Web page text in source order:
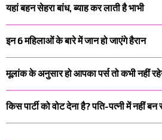
यहां बहन सेहरा बांध, ब्याह कर लाती है भाभी
इन 6 महिलाओं के बारे में जान हो जाएंगे हैरान
मूलांक के अनुसार हो आपका पर्स तो कभी नहीं
किस पार्टी को वोट देना है? पति-पत्नी में नहीं